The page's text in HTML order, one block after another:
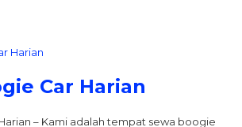
Car Harian
– Kami adalah tempat sewa boogie